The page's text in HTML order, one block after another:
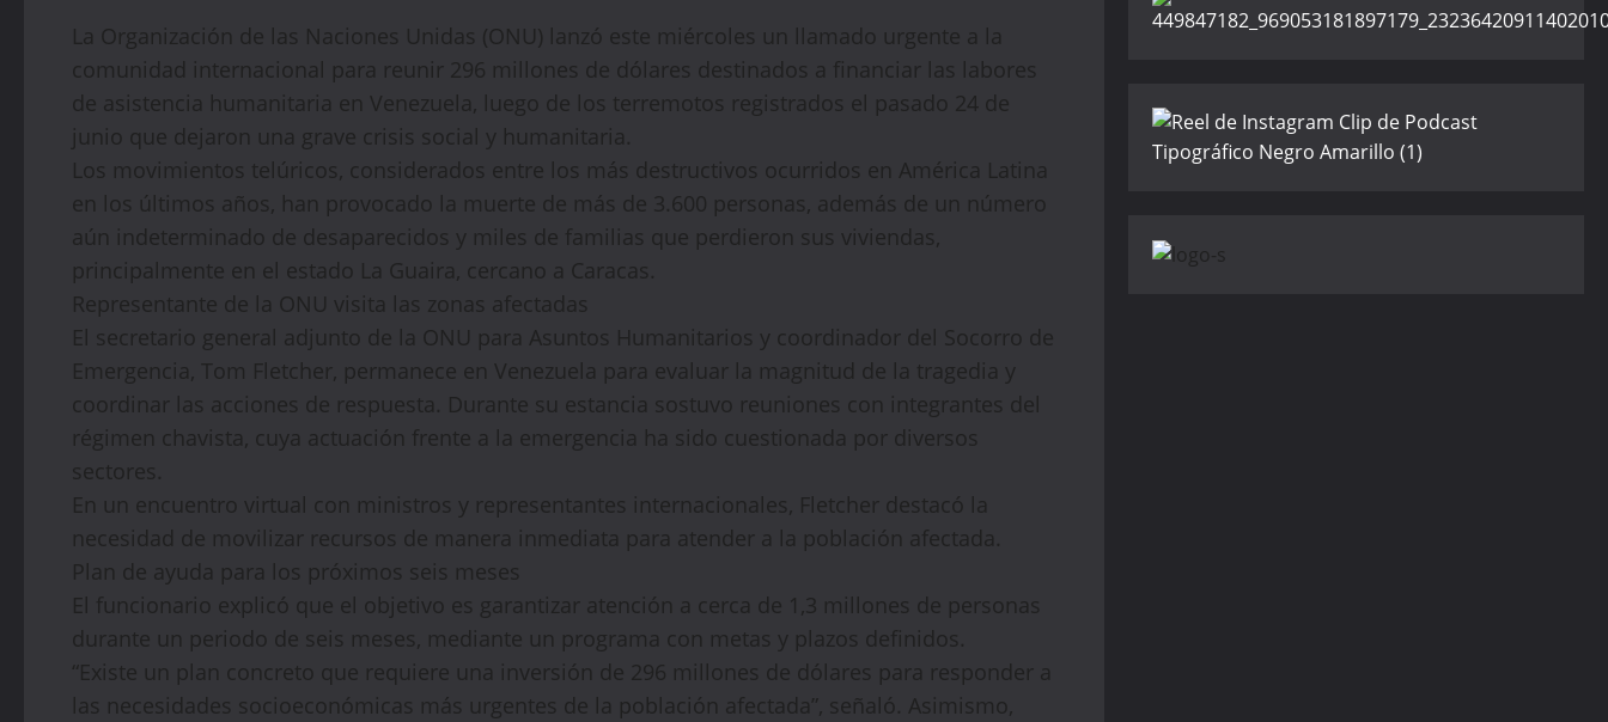
La Organización de las Naciones Unidas (ONU) lanzó este miércoles un llamado urgente a la
comunidad internacional para reunir 296 millones de dólares destinados a financiar las labores
de asistencia humanitaria en Venezuela, luego de los terremotos registrados el pasado 24 de
junio que dejaron una grave crisis social y humanitaria.
Los movimientos telúricos, considerados entre los más destructivos ocurridos en América Latina
en los últimos años, han provocado la muerte de más de 3.600 personas, además de un número
aún indeterminado de desaparecidos y miles de familias que perdieron sus viviendas,
principalmente en el estado La Guaira, cercano a Caracas.
Representante de la ONU visita las zonas afectadas
El secretario general adjunto de la ONU para Asuntos Humanitarios y coordinador del Socorro de
Emergencia, Tom Fletcher, permanece en Venezuela para evaluar la magnitud de la tragedia y
coordinar las acciones de respuesta. Durante su estancia sostuvo reuniones con integrantes del
régimen chavista, cuya actuación frente a la emergencia ha sido cuestionada por diversos
sectores.
En un encuentro virtual con ministros y representantes internacionales, Fletcher destacó la
necesidad de movilizar recursos de manera inmediata para atender a la población afectada.
Plan de ayuda para los próximos seis meses
El funcionario explicó que el objetivo es garantizar atención a cerca de 1,3 millones de personas
durante un periodo de seis meses, mediante un programa con metas y plazos definidos.
“Existe un plan concreto que requiere una inversión de 296 millones de dólares para responder a
las necesidades socioeconómicas más urgentes de la población afectada”, señaló. Asimismo,